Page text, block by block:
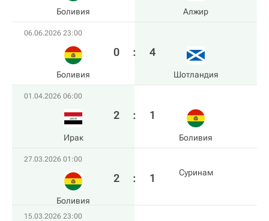
Боливия Алжир
06.06.2026 23:00
Боливия
0 : 4
Шотландия
01.04.2026 06:00
Ирак
2 : 1
Боливия
27.03.2026 01:00
Боливия
2 : 1 Суринам
15.03.2026 23:00